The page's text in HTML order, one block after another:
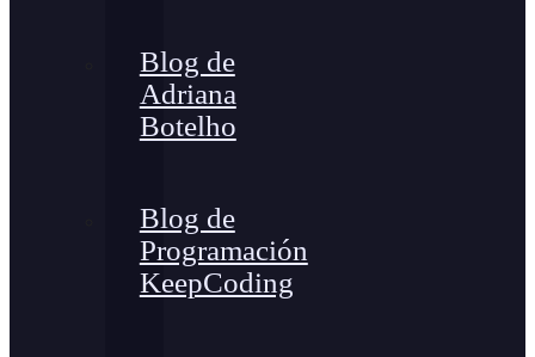
Blog de
Adriana
Botelho
Blog de
Programación
KeepCoding